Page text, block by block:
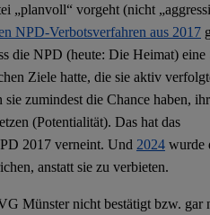
„planvoll“ vorgeht (nicht
NPD-Verbotsverfahren aus 2017
die NPD (heute: Die Heimat) eine
Ziele hatte, die sie aktiv
zumindest die Chance haben,
(Potentialität). Das hat das
2017 verneint. Und 2024wurde
anstatt sie zu verbieten.
Münster nicht bestätigt bzw. gar